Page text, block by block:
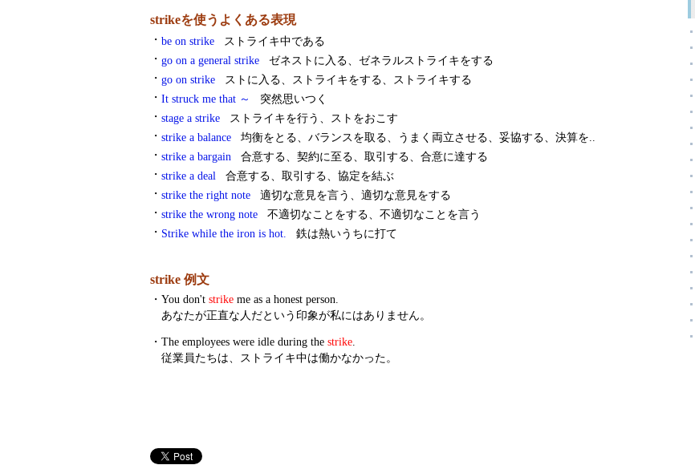
strikeを使うよくある表現
・ be on strike
ストライキ中である
・ go on a general strike
ゼネストに入る、ゼネラルストライキをする
・ go on strike
ストに入る、ストライキをする、ストライキする
・ It struck me that ～
突然思いつく
・ stage a strike
ストライキを行う、ストをおこす
・ strike a balance
均衡をとる、バランスを取る、うまく両立させる、妥協する、決算を..
・ strike a bargain
合意する、契約に至る、取引する、合意に達する
・ strike a deal
合意する、取引する、協定を結ぶ
・ strike the right note
適切な意見を言う、適切な意見をする
・ strike the wrong note
不適切なことをする、不適切なことを言う
・ Strike while the iron is hot. 鉄は熱いうちに打て
strike 例文
・ You don't strike me as a honest person.
あなたが正直な人だという印象が私にはありません。
・ The employees were idle during the strike.
従業員たちは、ストライキ中は働かなかった。